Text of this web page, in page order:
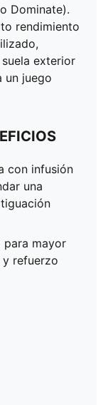
Dominate).
rendimiento
exterior
un juego
con infusión
una
para mayor
refuerzo